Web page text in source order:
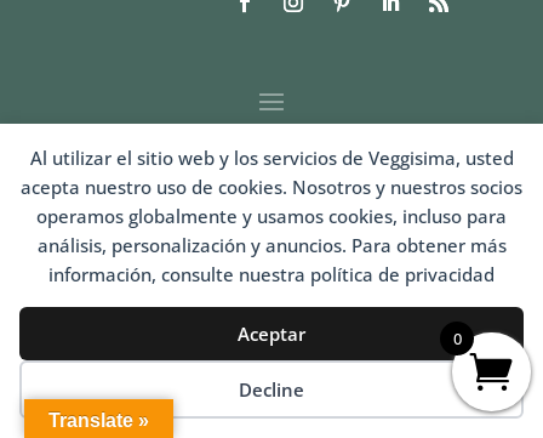
Al utilizar el sitio web y los servicios de Veggisima, usted
acepta nuestro uso de cookies. Nosotros y nuestros socios
operamos globalmente y usamos cookies, incluso para
análisis, personalización y anuncios. Para obtener más
información, consulte nuestra política de privacidad
Aceptar
Decline
Translate »
0